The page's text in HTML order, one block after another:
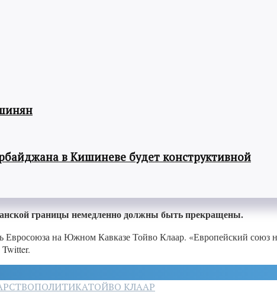
в Кишиневе будет конструктивной
границы немедленно должны быть прекращены.
Евросоюза на Южном Кавказе Тойво Клаар. «Европейский союз
ПОЛИТИКАТОЙВО КЛААР